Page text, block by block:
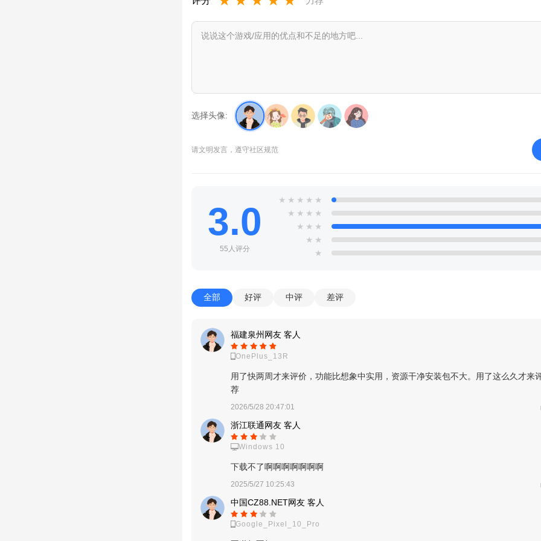
选择头像:
请文明发言，遵守社区规范
3.0
55人评分
★ ★ ★ ★ ★
★ ★ ★ ★
★ ★ ★
★ ★
★
全部 好评 中评 差评
福建泉州网友 客人
OnePlus_13R
用了快两周才来评价，功能比想象中实用，资源干净安装包不大。用了这么久才来
荐
2026/5/28 20:47:01
浙江联通网友 客人
Windows 10
下载不了啊啊啊啊啊啊啊
2025/5/27 10:25:43
中国CZ88.NET网友 客人
Google_Pixel_10_Pro